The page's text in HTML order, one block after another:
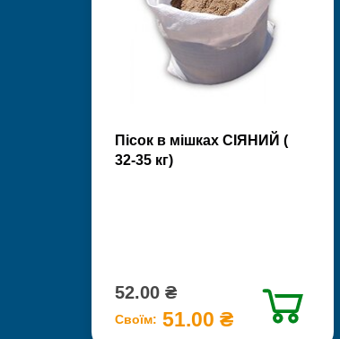
Пісок в мішках СІЯНИЙ (
32-35 кг)
52.00 ₴
Своїм: 51.00 ₴